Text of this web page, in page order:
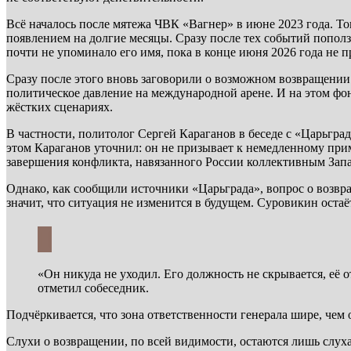
Всё началось после мятежа ЧВК «Вагнер» в июне 2023 года.
появлением на долгие месяцы. Сразу после тех событий
почти не упоминало его имя, пока в конце июня 2026 года не
Сразу после этого вновь заговорили о возможном
политическое давление на международной арене. И на этом
жёстких сценариях.
В частности, политолог Сергей Караганов в беседе с
этом Караганов уточнил: он не призывает к немедленному
завершения конфликта, навязанного России коллективным
Однако, как сообщили источники «Царьграда», вопрос о
значит, что ситуация не изменится в будущем. Суровикин
«Он никуда не уходил. Его должность не скрывается,
отметил собеседник.
Подчёркивается, что зона ответственности генерала шире,
Слухи о возвращении, по всей видимости, остаются лишь